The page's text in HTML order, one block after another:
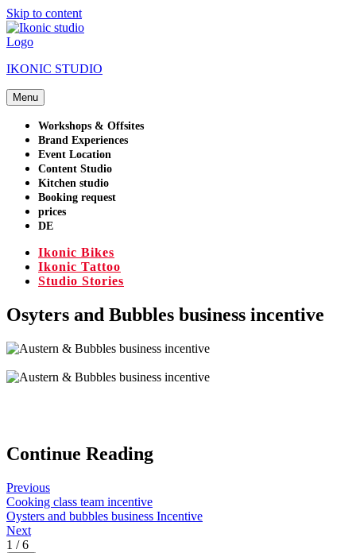
Skip to content
IKONIC STUDIO
Menu
Workshops & Offsites
Brand Experiences
Event Location
Content Studio
Kitchen studio
Booking request
prices
DE
Ikonic Bikes
Ikonic Tattoo
Studio Stories
Osyters and Bubbles business incentive
Continue Reading
Previous
Cooking class team incentive
Oysters and bubbles business Incentive
Next
1 /6